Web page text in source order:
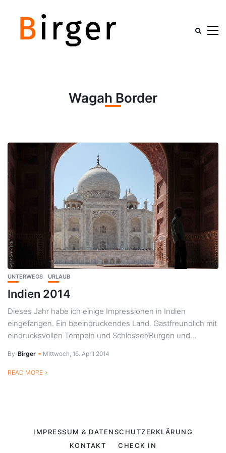
Wagah Border
UNTERWEGS URLAUB
Indien 2014
Dieses Jahr habe ich einige Impressionen in Indien
eingefangen. Ein beeindruckendes Land. Gastfreundlich mit
eindrucksvollen Tempeln und Schlösser/Burgen und...
By Birger Mittwoch, 16. April 2014
READ MORE
IMPRESSUM & DATENSCHUTZERKLÄRUNG
KONTAKT
CHECK IN